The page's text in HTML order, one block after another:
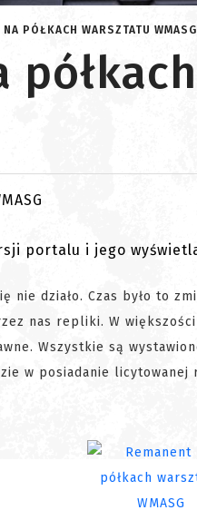
NA PÓŁKACH WARSZTATU WMASG
portalu i jego
nie działo. Czas było to
nas repliki. W
Wszystkie są
w posiadanie